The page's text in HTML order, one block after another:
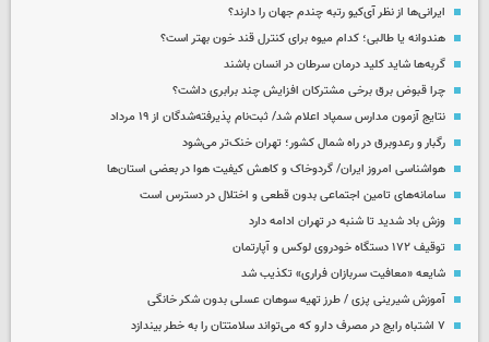
ایرانی‌ها از نظر آی‌کیو رتبه چندم جهان را دارند؟
هندوانه یا طالبی؛ کدام‌ میوه برای کنترل قند خون بهتر است؟
گربه‌ها شاید کلید درمان سرطان در انسان باشند
چرا قبوض برق برخی مشترکان افزایش چند برابری داشت؟
نتایج آزمون مدارس سمپاد اعلام شد/ ثبت‌نام پذیرفته‌شدگان از ۱۹ مرداد
رگبار و رعدوبرق در راه شمال کشور؛ تهران خنک‌تر می‌شود
هواشناسی امروز ایران/ گردوخاک و کاهش کیفیت هوا در بعضی استان‌ها
سامانه‌های تامین اجتماعی بدون قطعی و اختلال در دسترس است
وزش باد شدید تا شنبه در تهران ادامه دارد
توقیف ۱۷۲ دستگاه خودروی لوکس و آپارتمان
شایعه «معافیت سربازان فراری» تکذیب شد
آموزش شیرینی پزی / طرز تهیه سوهان عسلی بدون شکر خانگی
۷ اشتباه رایج در مصرف دارو که می‌تواند سلامتتان را به خطر بیندازد